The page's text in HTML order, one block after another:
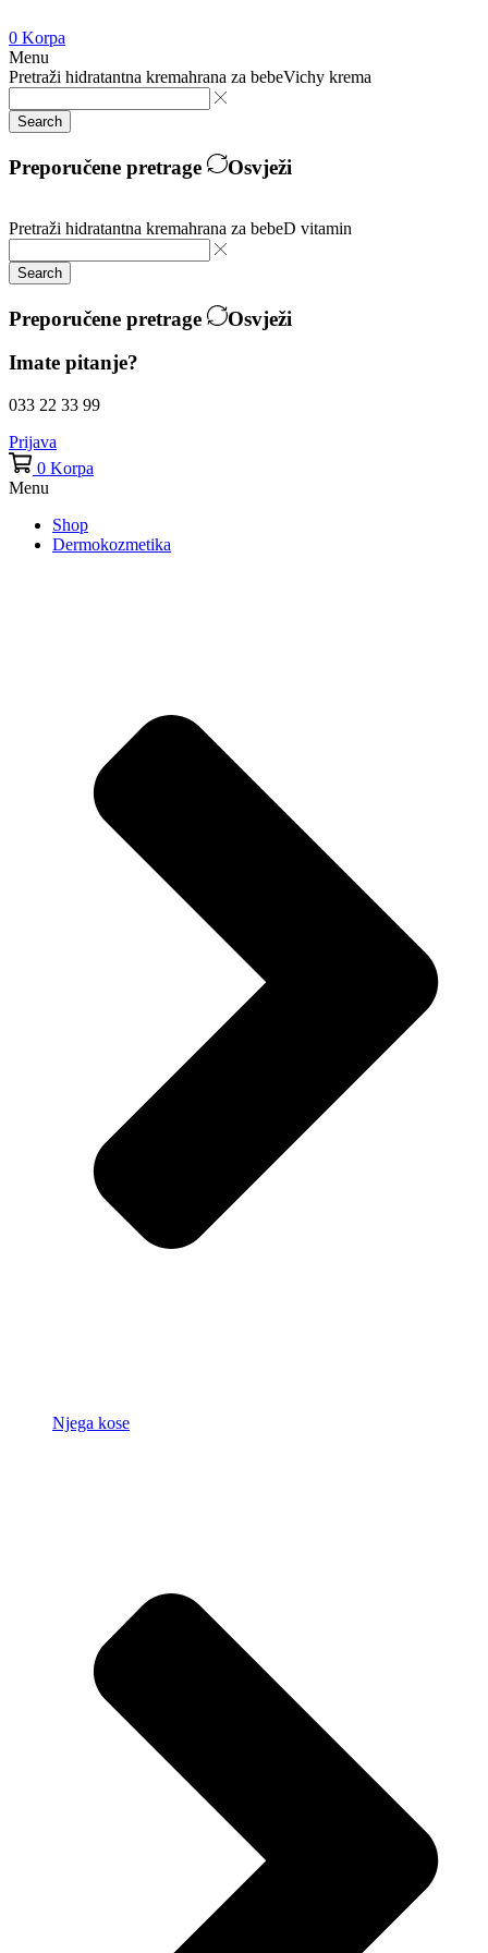
0 Korpa
Menu
Pretraži hidratantna kremahrana za bebeVichy krema
Search
Preporučene pretrage Osvježi
Pretraži hidratantna kremahrana za bebeD vitamin
Search
Preporučene pretrage
Osvježi
Imate pitanje?
033 22 33 99
Prijava
0 Korpa
Menu
Shop
Dermokozmetika
Njega kose